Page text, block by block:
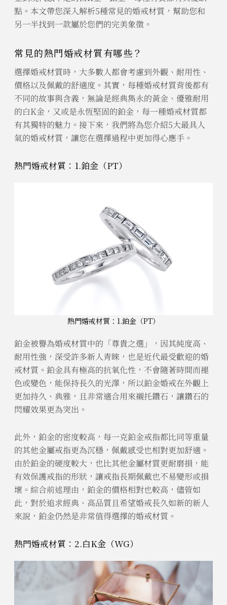
點。本文帶您深入解析5種常見的婚戒材質，幫助您和
另一半找到一款屬於您們的完美象徵。
常見的熱門婚戒材質有哪些？
選擇婚戒材質時，大多數人都會考慮到外觀、耐用性、
價格以及佩戴的舒適度。其實，每種婚戒材質背後都有
不同的故事與含義，無論是經典雋永的黃金、優雅耐用
的白K金，又或是永恆堅固的鉑金，每一種婚戒材質都
有其獨特的魅力。接下來，我們將為您介紹5大最具人
氣的婚戒材質，讓您在選擇過程中更加得心應手。
熱門婚戒材質：1.鉑金（PT）
熱門婚戒材質：1.鉑金（PT）
鉑金被譽為婚戒材質中的「尊貴之選」，因其純度高、
耐用性強，深受許多新人青睞，也是近代最受歡迎的婚
戒材質。鉑金具有極高的抗氧化性，不會隨著時間而褪
色或變色，能保持長久的光澤，所以鉑金婚戒在外觀上
更加持久、典雅，且非常適合用來襯托鑽石，讓鑽石的
閃耀效果更為突出。
此外，鉑金的密度較高，每一克鉑金戒指都比同等重量
的其他金屬戒指更為沉穩，佩戴感受也相對更加舒適。
由於鉑金的硬度較大，也比其他金屬材質更耐磨損，能
有效保護戒指的形狀，讓戒指長期佩戴也不易變形或損
壞。綜合前述理由，鉑金的價格相對也較高，儘管如
此，對於追求經典、高品質且希望婚戒長久如新的新人
來說，鉑金仍然是非常值得選擇的婚戒材質。
熱門婚戒材質：2.白K金（WG）